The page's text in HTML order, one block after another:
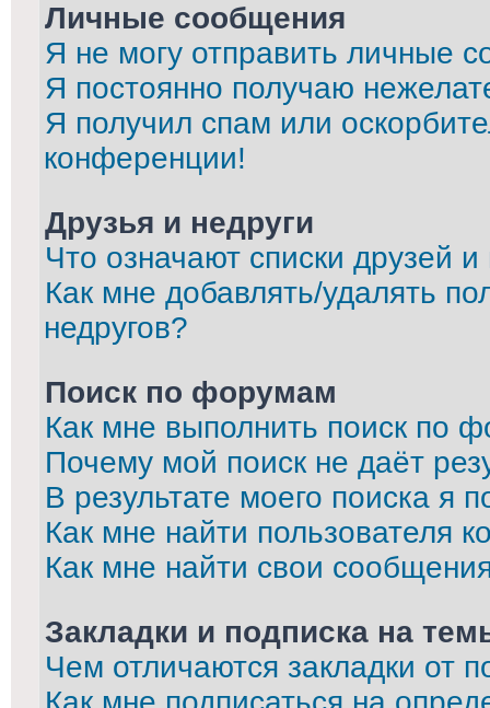
Личные сообщения
Я не могу отправить личные
Я постоянно получаю
Я получил спам или
конференции!
Друзья и недруги
Что означают списки друзей и
Как мне добавлять/удалять
недругов?
Поиск по форумам
Как мне выполнить поиск по
Почему мой поиск не даёт
В результате моего поиска я
Как мне найти пользователя
Как мне найти свои
Закладки и подписка на
Чем отличаются закладки от